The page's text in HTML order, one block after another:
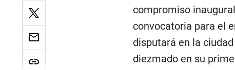
compromiso
convocatoria para el
disputará en la
diezmado en su